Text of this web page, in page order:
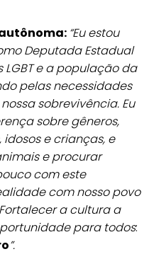
“Eu estou
Deputada Estadual
e a população da
pelas necessidades
sobrevivência. Eu
sobre gêneros,
e crianças, e
e procurar
com este
com nosso povo
a cultura a
para todos:
”.